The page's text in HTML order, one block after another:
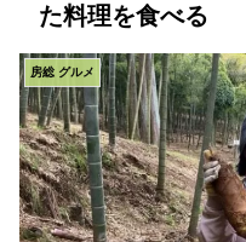
た料理を食べる
房総 グルメ